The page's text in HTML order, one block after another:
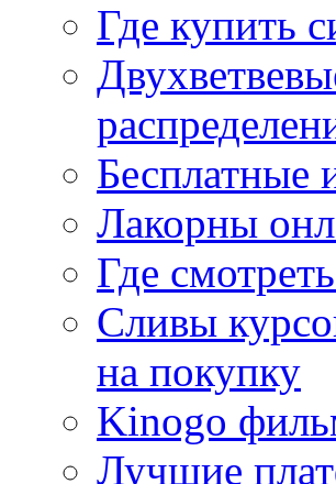
Где купить
Бесплатные
Лакорны
Где
Сливы
на покупку
Kinogo
Лучшие